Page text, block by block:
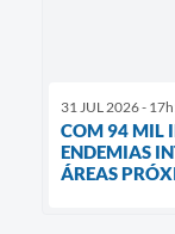
31 JUL 2026 -
COM 94 MIL
ENDEMIAS
ÁREAS